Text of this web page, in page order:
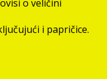
o veličini
i papričice.